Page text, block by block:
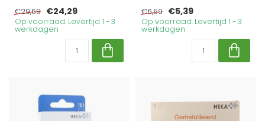
€29,69 €24,29
Op voorraad. Levertijd 1 - 3
werkdagen
€6,59 €5,39
Op voorraad. Levertijd 1 - 3
werkdagen